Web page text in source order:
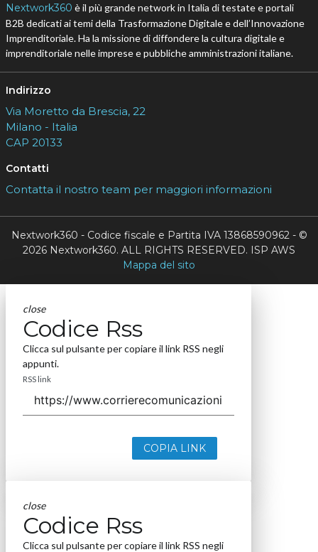
Nextwork360 è il più grande network in Italia di testate e portali
B2B dedicati ai temi della Trasformazione Digitale e dell’Innovazione
Imprenditoriale. Ha la missione di diffondere la cultura digitale e
imprenditoriale nelle imprese e pubbliche amministrazioni italiane.
Indirizzo
Via Moretto da Brescia, 22
Milano - Italia
CAP 20133
Contatti
Contatta il nostro team per maggiori informazioni
Nextwork360 - Codice fiscale e Partita IVA 13868590962 - ©
2026 Nextwork360. ALL RIGHTS RESERVED. ISP AWS
Mappa del sito
close
Codice Rss
Clicca sul pulsante per copiare il link RSS negli
appunti.
RSS link
COPIA LINK
close
Codice Rss
Clicca sul pulsante per copiare il link RSS negli